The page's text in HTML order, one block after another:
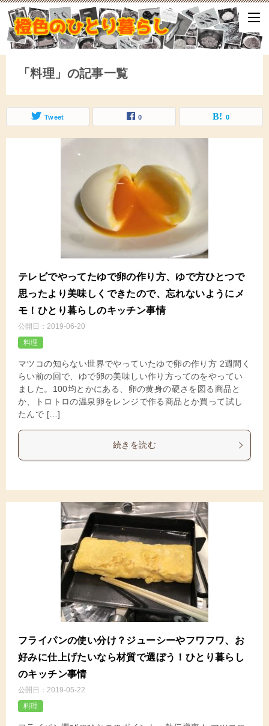
ひとり暮らしをしながら、気づいたことや、ふと思ったこと、試して
となどをアップしていきます。
「料理」の記事一覧
Tweet 0 0
テレビでやってたゆで卵の作り方、ゆで方ひとつで
思ったより美味しくできたので、忘れないようにメ
モ！ひとり暮らしのキッチン事情
公開日： 2019-06-20
料理
マツコの知らない世界でやっていたゆで卵の作り方 2週間く
らい前の回で、ゆで卵の美味しい作り方ってのをやってい
ました。100均とかにある、卵の黄身の硬さを図る商品と
か、トロトロの温泉卵をレンジで作る商品とか買って試し
たんで […]
続きを読む
フライパンの使い分け？ジューシーやフワフワ、お
好みに仕上げたいなら材質で選ぼう！ひとり暮らし
のキッチン事情
公開日： 2019-05-22
料理